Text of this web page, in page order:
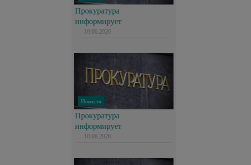
Прокуратура
информирует
10.06.2026
Новости
Прокуратура
информирует
10.06.2026